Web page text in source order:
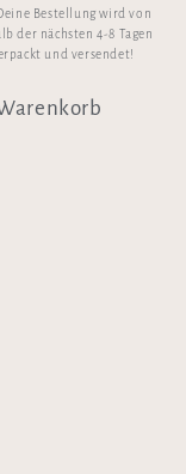
Bestellung wird von
der nächsten 4-8 Tagen
und versendet!